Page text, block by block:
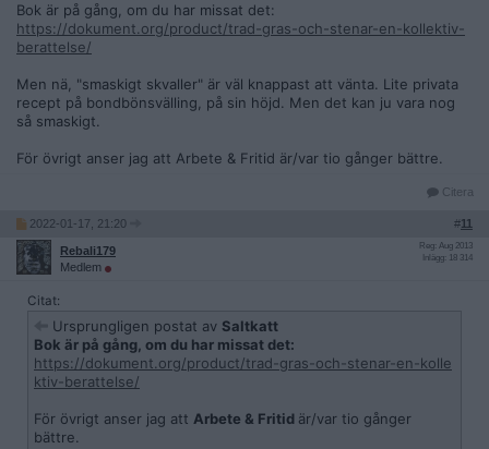
Bok är på gång, om du har missat det:
https://dokument.org/product/trad-gras-och-stenar-en-kollektiv-
berattelse/
Men nä, "smaskigt skvaller" är väl knappast att vänta. Lite privata
recept på bondbönsvälling, på sin höjd. Men det kan ju vara nog
så smaskigt.
För övrigt anser jag att Arbete & Fritid är/var tio gånger bättre.
Citera
2022-01-17, 21:20 #11
Rebali179
Medlem
Reg: Aug 2013
Inlägg: 18 314
Citat:
Ursprungligen postat av Saltkatt
Bok är på gång, om du har missat det:
https://dokument.org/product/trad-gras-och-stenar-en-kolle
ktiv-berattelse/
För övrigt anser jag att Arbete & Fritid är/var tio gånger
bättre.